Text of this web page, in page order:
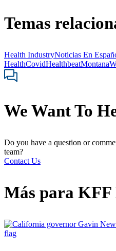
Temas
Health IndustryNoticias En
HealthCovidHealthbeatMontana
We Want To
Do you have a question or
team?
Contact Us
Más para KFF